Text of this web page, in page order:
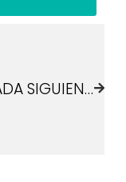
ENTRADA SIGUIENTE